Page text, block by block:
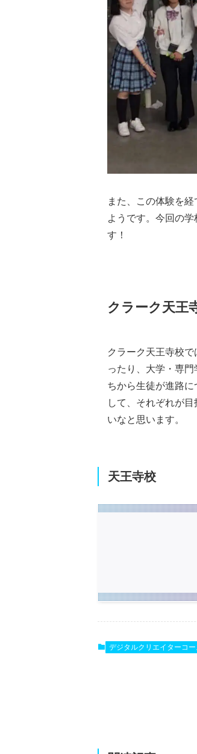
また、この体験を
ようです。今回の
す！
クラーク天王
クラーク天王寺校
ったり、大学・専
ちから生徒が進路
して、それぞれが
いなと思います。
天王寺校
デジタルクリエイターコー